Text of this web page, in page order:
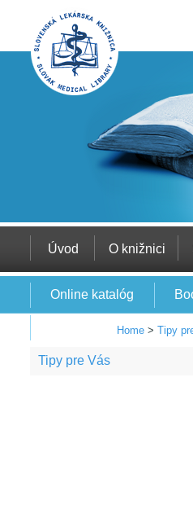
Úvod O knižnici
Online katalóg
Home > Tipy
Tipy pre Vás